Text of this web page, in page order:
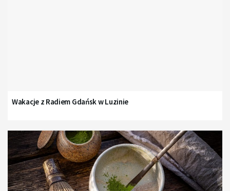
Wakacje z Radiem Gdańsk w Luzinie